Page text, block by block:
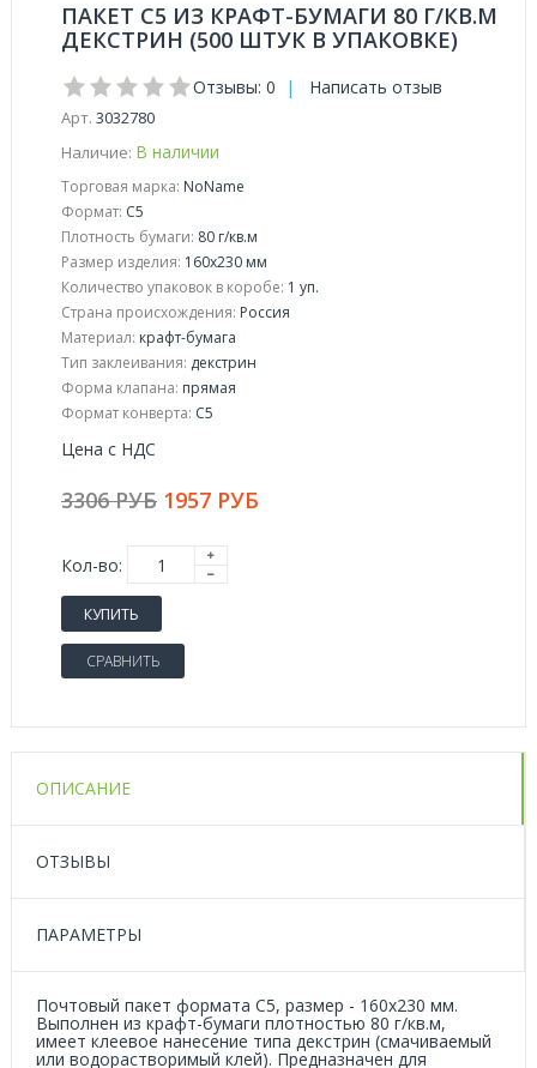
ПАКЕТ С5 ИЗ КРАФТ-БУМАГИ 80 Г/КВ.М
ДЕКСТРИН (500 ШТУК В УПАКОВКЕ)
Отзывы: 0 | Написать отзыв
Арт. 3032780
Наличие: В наличии
Торговая марка: NoName
Формат: С5
Плотность бумаги: 80 г/кв.м
Размер изделия: 160x230 мм
Количество упаковок в коробе: 1 уп.
Страна происхождения: Россия
Материал: крафт-бумага
Тип заклеивания: декстрин
Форма клапана: прямая
Формат конверта: С5
Цена с НДС
3306 РУБ 1957 РУБ
Кол-во:
КУПИТЬ
СРАВНИТЬ
ОПИСАНИЕ
ОТЗЫВЫ
ПАРАМЕТРЫ
Почтовый пакет формата С5, размер - 160x230 мм.
Выполнен из крафт-бумаги плотностью 80 г/кв.м,
имеет клеевое нанесение типа декстрин (смачиваемый
или водорастворимый клей). Предназначен для